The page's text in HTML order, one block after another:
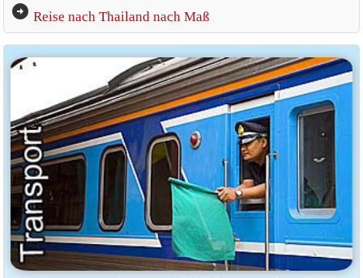
arrow_circle_right Reise nach Thailand nach Maß